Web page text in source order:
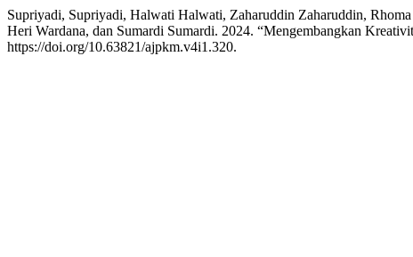
Supriyadi, Supriyadi, Halwati Halwati, Zaharuddin Zaharuddin,
Heri Wardana, dan Sumardi Sumardi. 2024. “Mengembangkan
https://doi.org/10.63821/ajpkm.v4i1.320.